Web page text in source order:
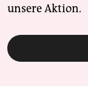
unsere Aktion.